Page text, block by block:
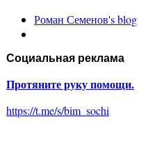
Роман Семенов's blog
Социальная реклама
Протяните руку помощи.
https://t.me/s/bim_sochi